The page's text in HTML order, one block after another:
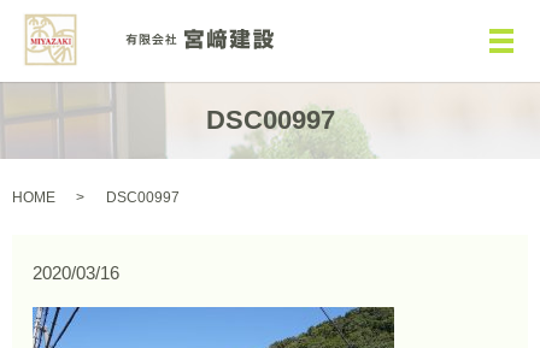
メ
DSC00997
HOME DSC00997
2020/03/16